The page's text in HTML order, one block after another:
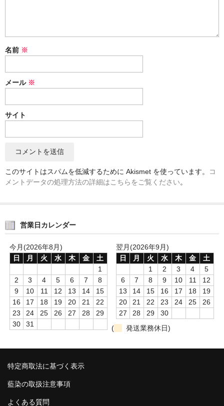
藍染取扱事項
ログイン
SALE
名前 ※
メール ※
サイト
このサイトはスパムを低減するために Akismet を使っています。
コ
メントデータの処理方法の詳細はこちらをご覧ください。
営業日カレンダー
今月(2026年8月)
日
月 火 水 木 金
土
1
2
3 4 5 6 7
8
9
10 11 12 13 14
15
16
17 18 19 20 21
22
23
24 25 26 27 28
29
30
31
翌月(2026年9月)
日
月 火 水 木 金
土
1
2 3 4
5
6
7 8 9 10 11
12
13
14 15 16 17 18
19
20
21 22 23 24 25
26
27
28 29
30
(
発送業務休日)
特定商取法に基づく表示
藍染の取扱注意事項
よくある質問